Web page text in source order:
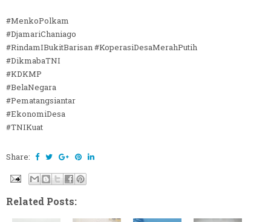
#MenkoPolkam
#DjamariChaniago
#RindamIBukitBarisan #KoperasiDesaMerahPutih
#DikmabaTNI
#KDKMP
#BelaNegara
#Pematangsiantar
#EkonomiDesa
#TNIKuat
Share:
Related Posts: